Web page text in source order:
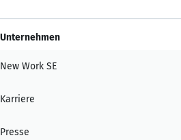
Unternehmen
New Work SE
Karriere
Presse